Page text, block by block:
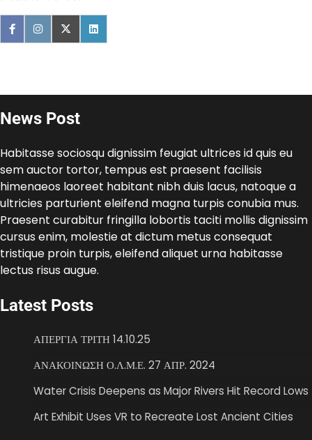
News Post
Habitasse sociosqu dignissim feugiat ultrices id quis eu
sem auctor tortor, tempus est praesent facilisis
himenaeos laoreet habitant nibh duis lacus, natoque a
ultricies parturient eleifend magna turpis conubia mus.
Praesent curabitur fringilla lobortis taciti mollis dignissim
cursus enim, molestie at dictum metus consequat
tristique proin turpis, eleifend aliquet urna habitasse
lectus risus augue.
Latest Posts
ΑΠΕΡΓΙΑ ΤΡΙΤΗ 14.10.25
ΑΝΑΚΟΙΝΩΣΗ Ο.Λ.Μ.Ε. 27 ΑΠΡ. 2024
Water Crisis Deepens as Major Rivers Hit Record Lows
Art Exhibit Uses VR to Recreate Lost Ancient Cities